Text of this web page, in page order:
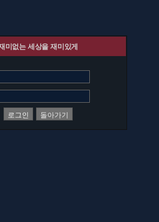
미없는 세상을 재미있게